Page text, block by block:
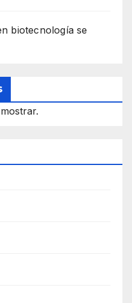
biotecnología se